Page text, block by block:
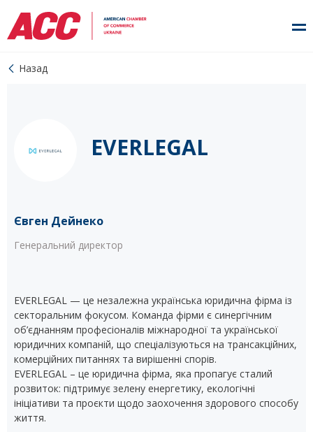
Назад
EVERLEGAL
Євген Дейнеко
Генеральний директор
EVERLEGAL — це незалежна українська юридична фірма із
секторальним фокусом. Команда фірми є синергічним
об’єднанням професіоналів міжнародної та української
юридичних компаній, що спеціалізуються на трансакційних,
комерційних питаннях та вирішенні спорів.
EVERLEGAL – це юридична фірма, яка пропагує сталий
розвиток: підтримує зелену енергетику, екологічні
ініціативи та проєкти щодо заохочення здорового способу
життя.